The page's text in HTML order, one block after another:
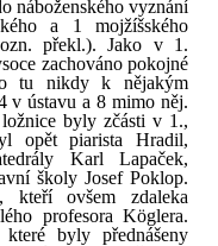
náboženského vyznání
a 1 mojžíšského
překl.). Jako v 1.
zachováno pokojné
tu nikdy k nějakým
v ústavu a 8 mimo něj.
byly zčásti v 1.,
opět piarista Hradil,
Karl Lapaček,
školy Josef Poklop.
kteří ovšem zdaleka
profesora Köglera.
byly přednášeny